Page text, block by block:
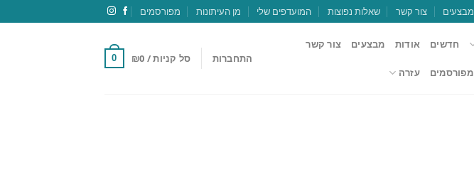
מבצעים צור קשר שאלות נפוצות המועדפים שלי מן העיתונות מפורסמים
חדשים אודות מבצעים צור קשר
מפורסמים עזרה
התחברות סל קניות / ₪0
0